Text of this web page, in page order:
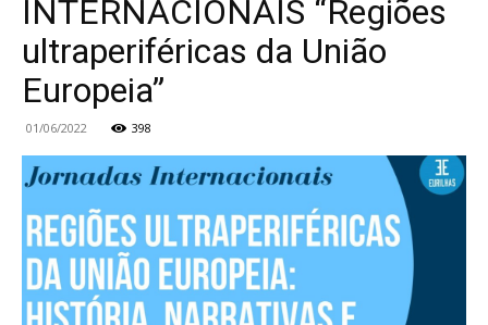
INTERNACIONAIS “Regiões
ultraperiféricas da União
Europeia”
01/06/2022 398